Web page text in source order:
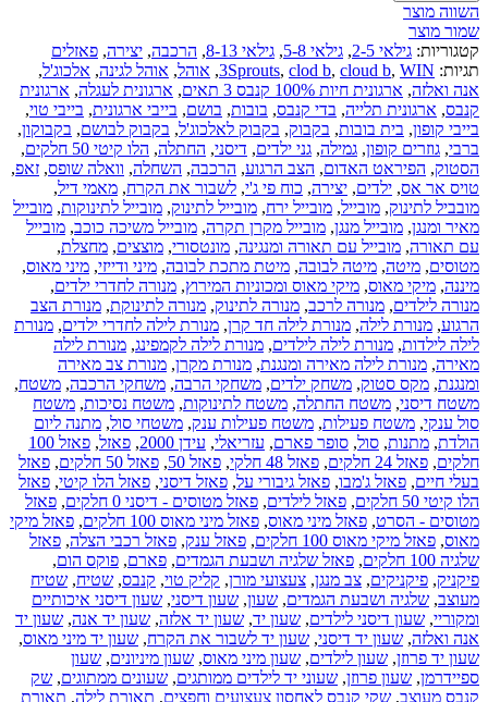
השווה מוצר
שמור מוצר
קטגוריות: גילאי 2-5 , גילאי 5-8 , גילאי 8-13 , הרכבה, יצירה, פאזלים
תגיות:
3Sprouts, clod b, cloud b, WIN
, אוהל, אוהל לגינה, אלכוג'ל,
אנה ואלזה, ארגונית חיות 100% קנבס 3 תאים , ארגונית לעגלה, ארגונית
קנבס, ארגונית תלייה, בדי קנבס, בובות, בושם, בייבי ארגונית, בייבי טוי,
בייבי קופון, בית בובות, בקבוק, בקבוק לאלכוג'ל, בקבוק לבושם, בקבוקון,
ברבי, גוזרים קופון, גמילה, גני ילדים, דיסני, החתלה, הלו קיטי 50 חלקים
,
הסטוק, הפיראט האדום, הצב הרגוע, הרכבה, השחלה, וואלה שופס, זאפ,
טויס אר אס, ילדים, יצירה, כוח פי ג'י, לשבור את הקרח, מאמי דיל,
מובביל לתינוק, מובייל, מובייל ירח, מובייל לתינוק, מובייל לתינוקות, מובייל
מאיר ומנגן, מובייל מנגן, מובייל מקרן תקרה, מובייל משיכה כוכב, מובייל
עם תאורה, מובייל עם תאורה ומנגינה, מונטסורי, מוצצים, מחצלת,
מטוסים, מיטה, מיטה לבובה, מיטת מתכת לבובה, מיני ודייזי, מיני מאוס,
מיננה, מיקי מאוס, מיקי מאוס ומכוניות המירוץ, מנורה לחדרי ילדים,
מנורה לילדים, מנורה לרכב, מנורה לתינוק, מנורה לתינוקת, מנורת הצב
הרגוע, מנורת לילה, מנורת לילה חד קרן, מנורת לילה לחדרי ילדים, מנורת
לילה לילדות, מנורת לילה לילדים, מנורת לילה לקמפינג, מנורת לילה
מאירה, מנורת לילה מאירה ומנגנת, מנורת מקרן, מנורת צב מאירה
ומנגנת, מקס סטוק, משחק ילדים, משחקי הרבה, משחקי הרכבה, משטח,
משטח דיסני, משטח החתלה, משטח לתינוקות, משטח נסיכות, משטח
סול ענקי, משטח פעילות, משטח פעילות ענק, משטחי סול, מתנה ליום
הולדת, מתנות, סול, סופר פארם, עזריאלי, עידן 2000 , פאזל,
פאזל 100
חלקים, פאזל 24 חלקים , פאזל 48 חלקי , פאזל 50 , פאזל 50 חלקים , פאזל
בעלי חיים, פאזל ג'מבו, פאזל גיבורי על, פאזל דיסני, פאזל הלו קיטי, פאזל
הלו קיטי 50 חלקים
, פאזל לילדים, פאזל מטוסים - דיסני 0 חלקים , פאזל
מטוסים - הסרט, פאזל מיני מאוס, פאזל מיני מאוס 100 חלקים , פאזל מיקי
מאוס, פאזל מיקי מאוס 100 חלקים , פאזל ענק, פאזל רכבי הצלה, פאזל
שלגיה 100 חלקים
, פאזל שלגיה ושבעת הגמדים, פארם, פוקס הום,
פיקניק, פיקניקים, צב מנגן, צעצועי מורן, קליק טוי, קנבס, שטיח, שטיח
מעוצב, שלגיה ושבעת הגמדים, שעון, שעון דיסני, שעון דיסני איכותיים
ומקוריי, שעון דיסני לילדים, שעון יד, שעון יד אלזה, שעון יד אנה, שעון יד
אנה ואלזה, שעון יד דיסני, שעון יד לשבור את הקרח, שעון יד מיני מאוס,
שעון יד פרוזן, שעון לילדים, שעון מיני מאוס, שעון מיניונים, שעון
ספיידרמן, שעון פרוזן, שעוני יד לילדים ממותגים, שעונים ממתוגים, שק
קנבס מעוצב, שקי קנבס לאחסון צעצועים וחפצים, תאורת לילה, תאורת